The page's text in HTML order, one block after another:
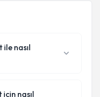
ile nasıl
için nasıl